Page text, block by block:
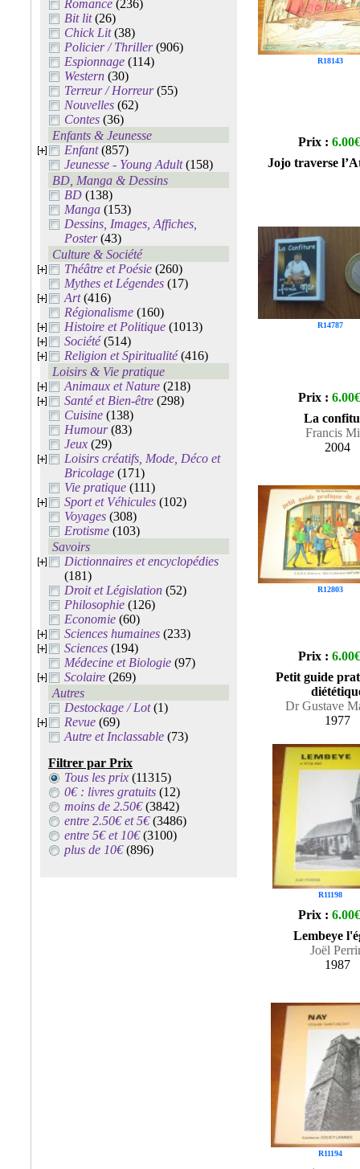
Romance (236)
Bit lit(26)
Chick Lit(38)
Policier / Thriller(906)
Espionnage (114)
Western (30)
Terreur / Horreur(55)
Nouvelles (62)
Contes (36)
Enfants & Jeunesse
Enfant(857)
Jeunesse - Young Adult(158)
BD, Manga & Dessins
BD (138)
Manga (153)
Dessins, Images, Affiches,
Poster(43)
Culture & Société
Théâtre et Poésie (260)
Mythes et Légendes (17)
Art(416)
Régionalisme (160)
Histoire et Politique (1013)
Société(514)
Religion et Spiritualité(416)
Loisirs & Vie pratique
Animaux et Nature (218)
Santé et Bien-être (298)
Cuisine (138)
Humour(83)
Jeux (29)
Loisirs créatifs, Mode, Déco et
Bricolage (171)
Vie pratique (111)
Sport et Véhicules (102)
Voyages (308)
Erotisme (103)
Savoirs
Dictionnaires et encyclopédies
(181)
Droit et Législation (52)
Philosophie (126)
Economie (60)
Sciences humaines (233)
Sciences (194)
Médecine et Biologie (97)
Scolaire (269)
Autres
Destockage / Lot(1)
Revue (69)
Autre et Inclassable (73)
Filtrer par Prix
Tous les prix (11315)
0€ : livres gratuits (12)
moins de 2.50€(3842)
entre 2.50€ et 5€(3486)
entre 5€ et 10€(3100)
plus de 10€(896)
R18143
Prix : 6.00€
Jojo traverse
R14787
Prix : 6.00€
La
Francis
2004
R12803
Prix : 6.00€
Petit guide
Dr Gustave
1977
R11198
Prix : 6.00€
Lembeye
Joël
1987
R11194